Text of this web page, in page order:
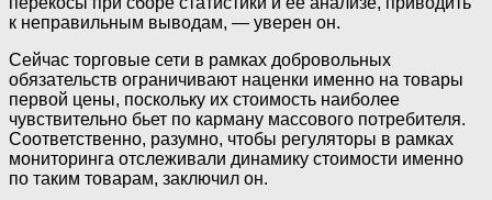
к неправильным выводам, — уверен он.
Сейчас торговые сети в рамках добровольных
обязательств ограничивают наценки именно на товары
первой цены, поскольку их стоимость наиболее
чувствительно бьет по карману массового потребителя.
Соответственно, разумно, чтобы регуляторы в рамках
мониторинга отслеживали динамику стоимости именно
по таким товарам, заключил он.